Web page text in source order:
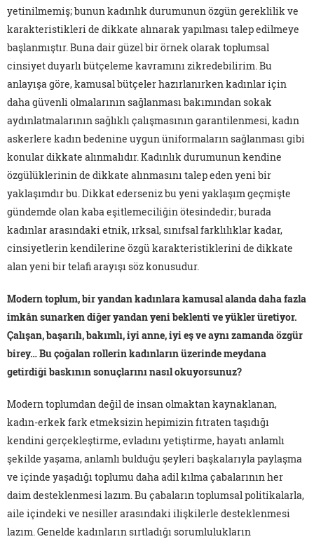
yetinilmemiş; bunun kadınlık durumunun özgün gereklilik ve
karakteristikleri de dikkate alınarak yapılması talep edilmeye
başlanmıştır. Buna dair güzel bir örnek olarak toplumsal
cinsiyet duyarlı bütçeleme kavramını zikredebilirim. Bu
anlayışa göre, kamusal bütçeler hazırlanırken kadınlar için
daha güvenli olmalarının sağlanması bakımından sokak
aydınlatmalarının sağlıklı çalışmasının garantilenmesi, kadın
askerlere kadın bedenine uygun üniformaların sağlanması gibi
konular dikkate alınmalıdır. Kadınlık durumunun kendine
özgülüklerinin de dikkate alınmasını talep eden yeni bir
yaklaşımdır bu. Dikkat ederseniz bu yeni yaklaşım geçmişte
gündemde olan kaba eşitlemeciliğin ötesindedir; burada
kadınlar arasındaki etnik, ırksal, sınıfsal farklılıklar kadar,
cinsiyetlerin kendilerine özgü karakteristiklerini de dikkate
alan yeni bir telafi arayışı söz konusudur.
Modern toplum, bir yandan kadınlara kamusal alanda daha fazla
imkân sunarken diğer yandan yeni beklenti ve yükler üretiyor.
Çalışan, başarılı, bakımlı, iyi anne, iyi eş ve aynı zamanda özgür
birey… Bu çoğalan rollerin kadınların üzerinde meydana
getirdiği baskının sonuçlarını nasıl okuyorsunuz?
Modern toplumdan değil de insan olmaktan kaynaklanan,
kadın-erkek fark etmeksizin hepimizin fıtraten taşıdığı
kendini gerçekleştirme, evladını yetiştirme, hayatı anlamlı
şekilde yaşama, anlamlı bulduğu şeyleri başkalarıyla paylaşma
ve içinde yaşadığı toplumu daha adil kılma çabalarının her
daim desteklenmesi lazım. Bu çabaların toplumsal politikalarla,
aile içindeki ve nesiller arasındaki ilişkilerle desteklenmesi
lazım. Genelde kadınların sırtladığı sorumlulukların